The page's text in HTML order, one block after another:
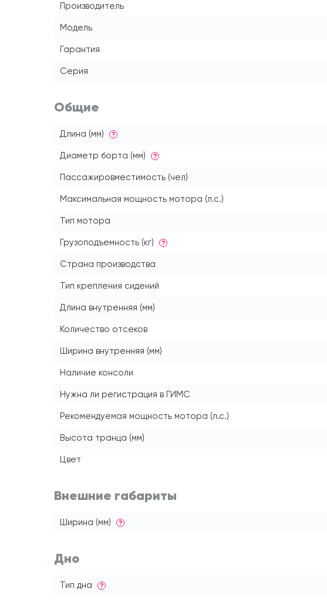
Производитель
Модель
Гарантия
Серия
Общие
Длина (мм) ?
Диаметр борта (мм) ?
Пассажировместимость (чел)
Максимальная мощность мотора (л.с.)
Тип мотора
Грузоподъемность (кг) ?
Страна производства
Тип крепления сидений
Длина внутренняя (мм)
Количество отсеков
Ширина внутренняя (мм)
Наличие консоли
Нужна ли регистрация в ГИМС
Рекомендуемая мощность мотора (л.с.)
Высота транца (мм)
Цвет
Внешние габариты
Ширина (мм) ?
Дно
Тип дна ?